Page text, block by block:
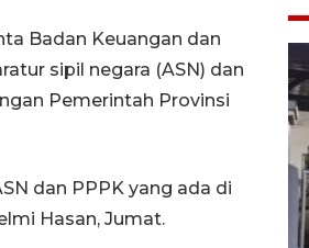
Badan Keuangan dan
sipil negara (ASN) dan
Pemerintah Provinsi
dan PPPK yang ada di
Hasan, Jumat.